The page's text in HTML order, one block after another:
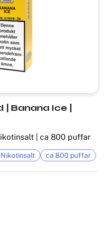
Banana Ice |
| ca 800 puffar
ca 800 puffar